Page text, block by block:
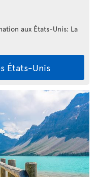
aux États-Unis: La
États-Unis